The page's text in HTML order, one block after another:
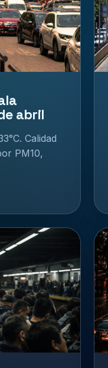
abril
Calidad
PM10,